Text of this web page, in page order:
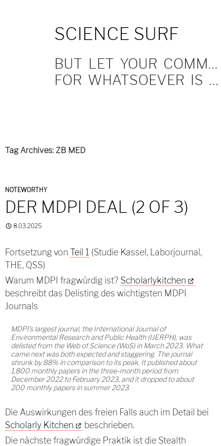
SCIENCE SURF
BUT LET YOUR COMMUNICATION BE YEA, YEA; NAY, NAY.
FOR WHATSOEVER IS MORE THAN THESE COMETH OF EVIL.
Tag Archives: ZB MED
NOTEWORTHY
DER MDPI DEAL (2 OF 3)
8.03.2025
Fortsetzung von Teil 1 (Studie Kassel, Laborjournal,
THE, QSS)
Warum MDPI fragwürdig ist? Scholarlykitchen
beschreibt das Delisting des wichtigsten MDPI
Journals
MDPI's largest journal, the International Journal of
Environmental Research and Public Health (IJERPH), was
delisted from the Web of Science (WoS) in March 2023. What
came next was both expected and staggering. The journal
shrunk by 88% in comparison to its peak. It published about
1,800 monthly papers in the three-month period from
December 2022 to February 2023, and it dropped to about
200 monthly papers in summer 2023.
Die Auswirkungen des freien Falls auch im Detail bei
Scholarly Kitchen
beschrieben.
Die nächste fragwürdige Praktik ist die Stealth